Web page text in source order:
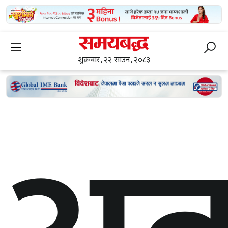
शुक्रबार, २२ साउन, २०८३